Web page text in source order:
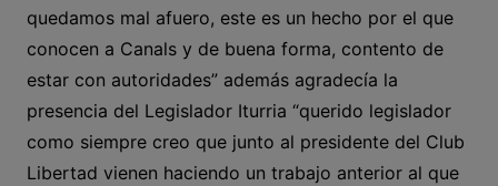
quedamos mal afuero, este es un hecho por el que
conocen a Canals y de buena forma, contento de
estar con autoridades” además agradecía la
presencia del Legislador Iturria “querido legislador
como siempre creo que junto al presidente del Club
Libertad vienen haciendo un trabajo anterior al que